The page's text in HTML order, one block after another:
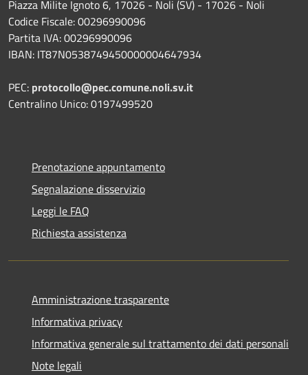
Piazza Milite Ignoto 6, 17026 - Noli (SV) - 17026 - Noli
Codice Fiscale: 00296990096
Partita IVA: 00296990096
IBAN: IT87N0538749450000004647934
PEC: protocollo@pec.comune.noli.sv.it
Centralino Unico: 0197499520
Prenotazione appuntamento
Segnalazione disservizio
Leggi le FAQ
Richiesta assistenza
Amministrazione trasparente
Informativa privacy
Informativa generale sul trattamento dei dati personali
Note legali